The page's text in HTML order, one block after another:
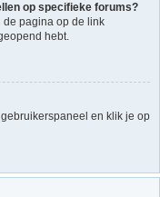
op specifieke forums?
de pagina op de link
hebt.
en klik je op